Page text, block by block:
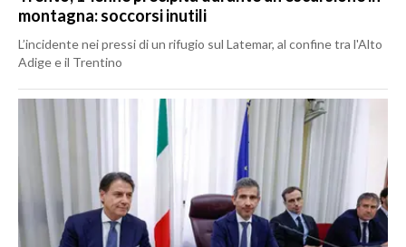
montagna: soccorsi inutili
L’incidente nei pressi di un rifugio sul Latemar, al confine tra l'Alto
Adige e il Trentino